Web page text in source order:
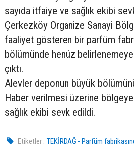
sayıda itfaiye ve sağlık ekibi
Çerkezköy Organize Sanayi
faaliyet gösteren bir parfüm
bölümünde henüz
çıktı.
Alevler deponun büyük
Haber verilmesi üzerine
sağlık ekibi sevk edildi.
Etiketler : TEKİRDAĞ - Parfüm